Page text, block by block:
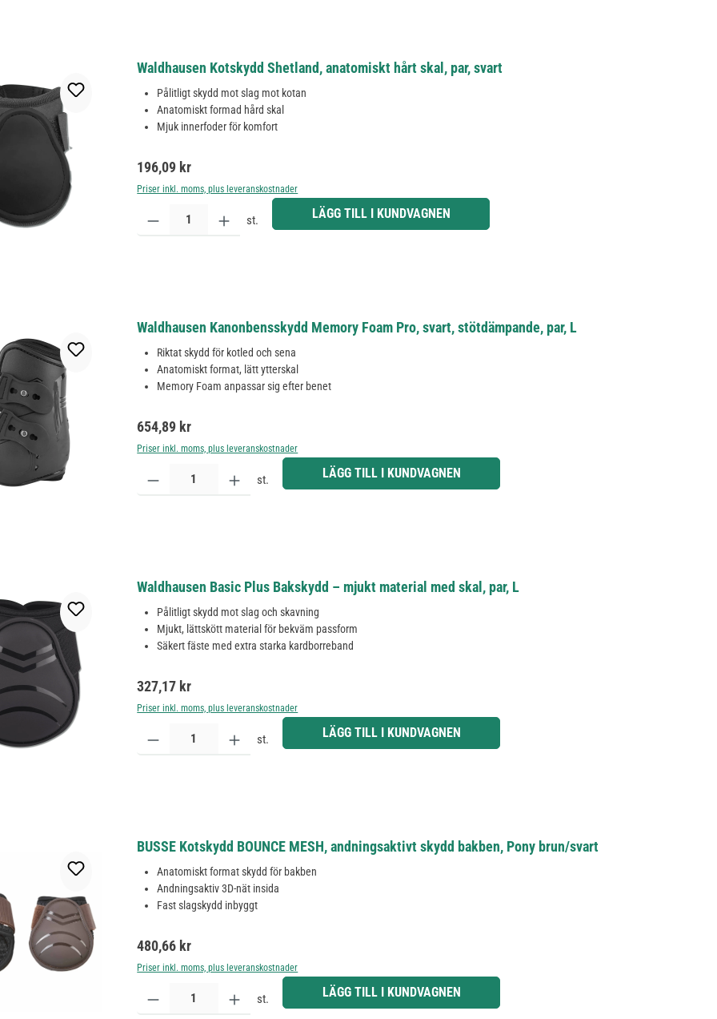
Waldhausen Kotskydd Shetland, anatomiskt hårt skal, par, svart
Pålitligt skydd mot slag mot kotan
Anatomiskt formad hård skal
Mjuk innerfoder för komfort
Ordinarie pris:
196,09 kr
Priser inkl. moms, plus leveranskostnader
Produktkvantitet: Ange önskat belopp eller använd knapparna för att öka eller minska kvantiteten.
st. LÄGG TILL I KUNDVAGNEN
Waldhausen Kanonbensskydd Memory Foam Pro, svart, stötdämpande, par, L
Riktat skydd för kotled och sena
Anatomiskt format, lätt ytterskal
Memory Foam anpassar sig efter benet
Ordinarie pris:
654,89 kr
Priser inkl. moms, plus leveranskostnader
Produktkvantitet: Ange önskat belopp eller använd knapparna för att öka eller minska kvantiteten.
st. LÄGG TILL I KUNDVAGNEN
Waldhausen Basic Plus Bakskydd – mjukt material med skal, par, L
Pålitligt skydd mot slag och skavning
Mjukt, lättskött material för bekväm passform
Säkert fäste med extra starka kardborreband
Ordinarie pris:
327,17 kr
Priser inkl. moms, plus leveranskostnader
Produktkvantitet: Ange önskat belopp eller använd knapparna för att öka eller minska kvantiteten.
st. LÄGG TILL I KUNDVAGNEN
BUSSE Kotskydd BOUNCE MESH, andningsaktivt skydd bakben, Pony brun/svart
Anatomiskt format skydd för bakben
Andningsaktiv 3D-nät insida
Fast slagskydd inbyggt
Ordinarie pris:
480,66 kr
Priser inkl. moms, plus leveranskostnader
Produktkvantitet: Ange önskat belopp eller använd knapparna för att öka eller minska kvantiteten.
st. LÄGG TILL I KUNDVAGNEN